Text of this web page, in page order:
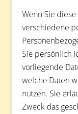
Wenn Sie
verschiedene
Sie persönlich
vorliegende
welche Daten
nutzen. Sie
Zweck das